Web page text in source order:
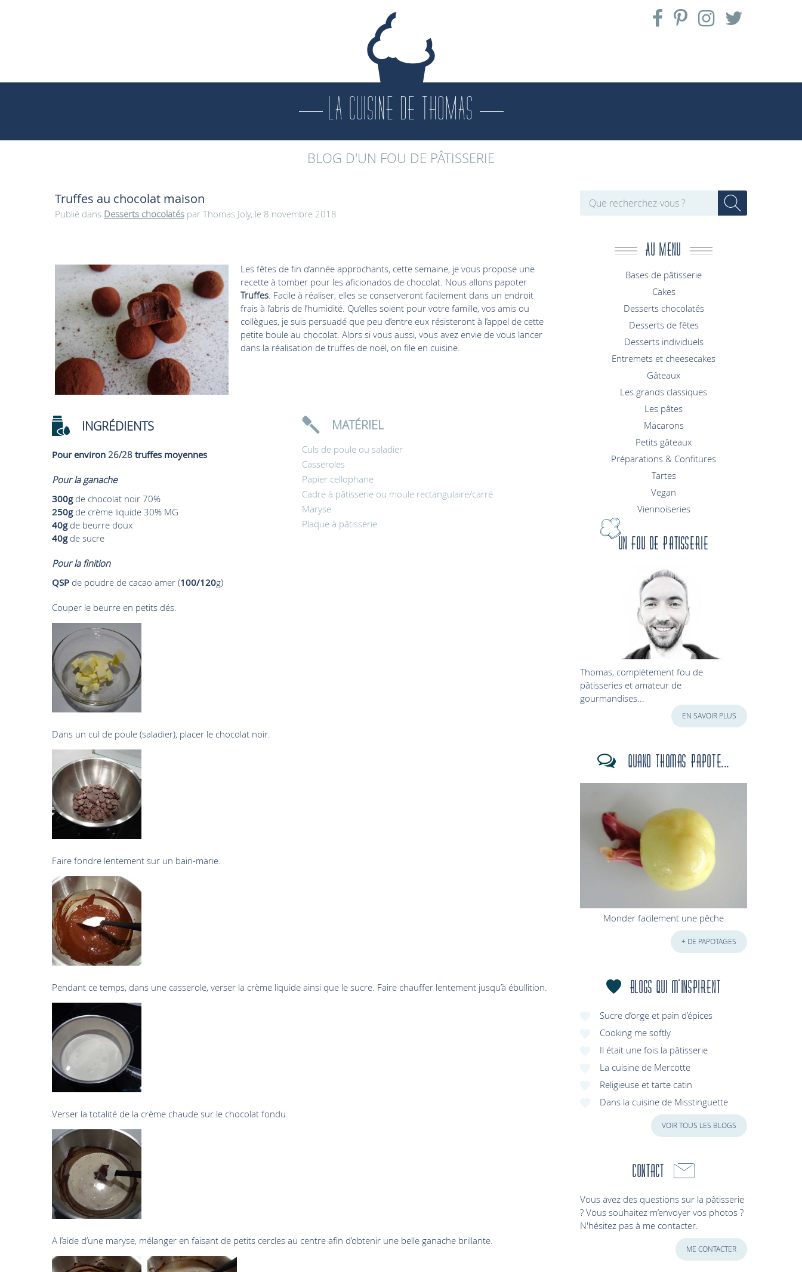
LA CUISINE DE THOMAS
BLOG D'UN FOU DE PÂTISSERIE
Truffes au chocolat maison
Publié dans Desserts chocolatés par Thomas Joly, le 8 novembre 2018
Les fêtes de fin d’année approchants, cette semaine, je vous propose une
recette à tomber pour les aficionados de chocolat. Nous allons papoter
Truffes. Facile à réaliser, elles se conserveront facilement dans un endroit
frais à l’abris de l’humidité. Qu’elles soient pour votre famille, vos amis ou
collègues, je suis persuadé que peu d’entre eux résisteront à l’appel de cette
petite boule au chocolat. Alors si vous aussi, vous avez envie de vous lancer
dans la réalisation de truffes de noël, on file en cuisine.
INGRÉDIENTS
Pour environ 26/28 truffes moyennes
Pour la ganache
300gde chocolat noir 70%
250gde crème liquide 30% MG
40gde beurre doux
40gde sucre
Pour la finition
QSP de poudre de cacao amer (100/120g)
MATÉRIEL
Culs de poule ou saladier
Casseroles
Papier cellophane
Cadre à pâtisserie ou moule rectangulaire/carré
Maryse
Plaque à pâtisserie
Couper le beurre en petits dés.
Dans un cul de poule (saladier), placer le chocolat noir.
Faire fondre lentement sur un bain-marie.
Pendant ce temps, dans une casserole, verser la crème liquide ainsi que le sucre. Faire chauffer lentement jusqu’à ébullition.
Verser la totalité de la crème chaude sur le chocolat fondu.
A l’aide d’une maryse, mélanger en faisant de petits cercles au centre afin d’obtenir une belle ganache brillante.
AU MENU
Bases de pâtisserie
Cakes
Desserts chocolatés
Desserts de fêtes
Desserts individuels
Entremets et cheesecakes
Gâteaux
Les grands classiques
Les pâtes
Macarons
Petits gâteaux
Préparations & Confitures
Tartes
Vegan
Viennoiseries
Un fou de patisserie
Thomas, complètement fou de
pâtisseries et amateur de
gourmandises...
EN SAVOIR PLUS
Quand Thomas papote...
Monder facilement une pêche
+ DE PAPOTAGES
Blogs qui m'inspirent
Sucre d’orge et pain d’épices
Cooking me softly
Il était une fois la pâtisserie
La cuisine de Mercotte
Religieuse et tarte catin
Dans la cuisine de Misstinguette
VOIR TOUS LES BLOGS
Contact
Vous avez des questions sur la pâtisserie
? Vous souhaitez m’envoyer vos photos ?
N'hésitez pas à me contacter.
ME CONTACTER